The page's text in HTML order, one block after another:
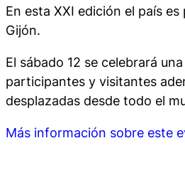
En esta XXI edición el país
Gijón.
El sábado 12 se celebrará
participantes y visitantes
desplazadas desde todo el
Más información sobre este